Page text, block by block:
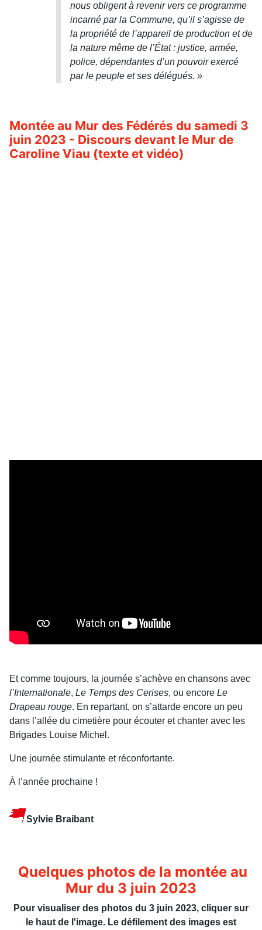
nous obligent à revenir vers ce programme
incarné par la Commune, qu’il s’agisse de
la propriété de l’appareil de production et de
la nature même de l’État : justice, armée,
police, dépendantes d’un pouvoir exercé
par le peuple et ses délégués. »
Montée au Mur des Fédérés du samedi 3
juin 2023 - Discours devant le Mur de
Caroline Viau (texte et vidéo)
Et comme toujours, la journée s’achève en chansons avec
l’Internationale, Le Temps des Cerises, ou encore Le
Drapeau rouge. En repartant, on s’attarde encore un peu
dans l’allée du cimetière pour écouter et chanter avec les
Brigades Louise Michel.
Une journée stimulante et réconfortante.
À l’année prochaine !
Sylvie Braibant
Quelques photos de la montée au
Mur du 3 juin 2023
Pour visualiser des photos du 3 juin 2023, cliquer sur
le haut de l'image. Le défilement des images est